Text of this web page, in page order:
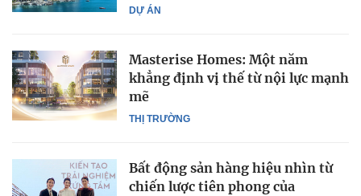
DỰ ÁN
THỊ TRƯỜNG
Masterise Homes: Một năm
khẳng định vị thế từ nội lực mạnh
mẽ
Bất động sản hàng hiệu nhìn từ
chiến lược tiên phong của